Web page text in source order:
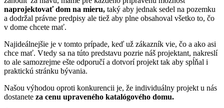
naprojektovať dom na mieru, taký aby jednak sedel na pozemku
a dodržal právne predpisy ale tiež aby plne obsahoval všetko to, čo
v dome chcete mať.
Najideálnejšie je v tomto prípade, keď už zákazník vie, čo a ako asi
chce mať. Vtedy sa na túto predstavu pozrie náš projektant, nakreslí
to ale samozrejme ešte odporučí a dotvorí projekt tak aby spĺňal i
praktickú stránku bývania.
Našou výhodou oproti konkurencii je, že individuálny projekt u nás
dostanete za cenu upraveného katalógového domu.